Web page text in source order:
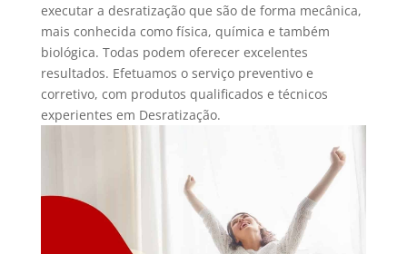
executar a desratização que são de forma mecânica,
mais conhecida como física, química e também
biológica. Todas podem oferecer excelentes
resultados. Efetuamos o serviço preventivo e
corretivo, com produtos qualificados e técnicos
experientes em Desratização.